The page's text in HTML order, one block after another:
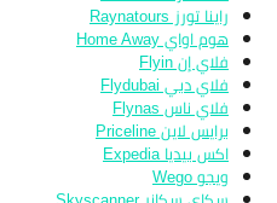
راينا تورز Raynatours
هوم اواي Home Away
فلاي إن Flyin
فلاي دبي Flydubai
فلاي ناس Flynas
برايس لاين Priceline
اكس بيديا Expedia
ويجو Wego